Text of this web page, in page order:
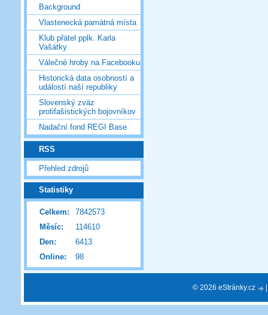
Background
Vlastenecká památná místa
Klub přátel pplk. Karla
Vašátky
Válečné hroby na Facebooku
Historická data osobností a
událostí naší republiky
Slovenský zväz
protifašistických bojovníkov
Nadační fond REGI Base
RSS
Přehled zdrojů
Statistiky
Online: 98
Celkem:
7842573
Měsíc:
114610
Den:
6413
© 2026 eStránky.cz